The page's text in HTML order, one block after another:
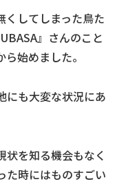
くしてしまった鳥た
』さんのこと
始めました。
にも大変な状況にあ
状を知る機会もなく
た時にはものすごい